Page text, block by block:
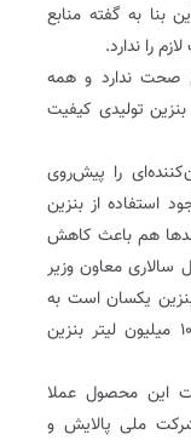
بنا به گفته منابع
را ندارد.
صحت ندارد و همه
تولیدی کیفیت
را پیش‌روی
استفاده از بنزین
هم باعث کاهش
سالاری معاون وزیر
یکسان است به
طوری که روزانه ۱۰۵ میلیون لیتر تولید و ۱۰۳ میلیون لیتر بنزین
این محصول عملا
ملی پالایش و